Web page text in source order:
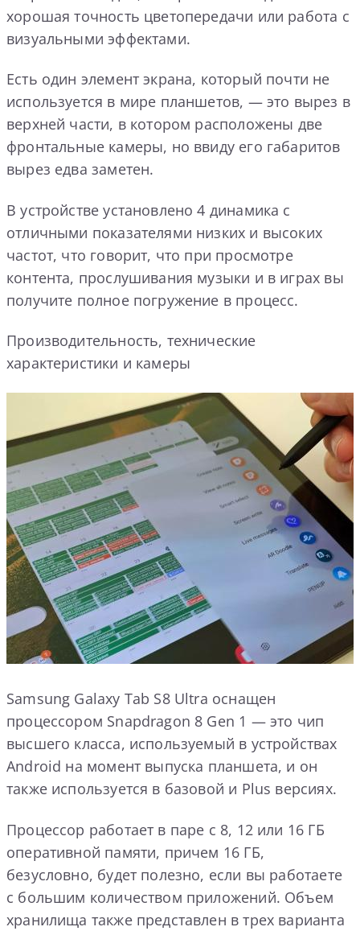
хорошая точность цветопередачи или работа с
визуальными эффектами.
Есть один элемент экрана, который почти не
используется в мире планшетов, — это вырез в
верхней части, в котором расположены две
фронтальные камеры, но ввиду его габаритов
вырез едва заметен.
В устройстве установлено 4 динамика с
отличными показателями низких и высоких
частот, что говорит, что при просмотре
контента, прослушивания музыки и в играх вы
получите полное погружение в процесс.
Производительность, технические
характеристики и камеры
Samsung Galaxy Tab S8 Ultra оснащен
процессором Snapdragon 8 Gen 1 — это чип
высшего класса, используемый в устройствах
Android на момент выпуска планшета, и он
также используется в базовой и Plus версиях.
Процессор работает в паре с 8, 12 или 16 ГБ
оперативной памяти, причем 16 ГБ,
безусловно, будет полезно, если вы работаете
с большим количеством приложений. Объем
хранилища также представлен в трех варианта